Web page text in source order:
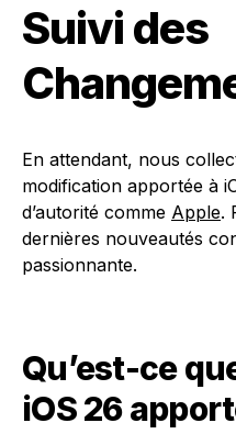
Suivi des
En attendant, nous
modification apportée à
d’autorité comme Apple.
dernières nouveautés
passionnante.
Qu’est-ce
iOS 26